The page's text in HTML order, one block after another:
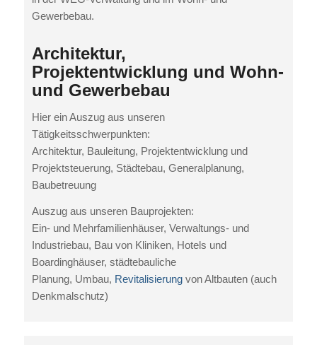
Gewerbebau.
Architektur,
Projektentwicklung und Wohn-
und Gewerbebau
Hier ein Auszug aus unseren
Tätigkeitsschwerpunkten:
Architektur, Bauleitung, Projektentwicklung und
Projektsteuerung, Städtebau, Generalplanung,
Baubetreuung
Auszug aus unseren Bauprojekten:
Ein- und Mehrfamilienhäuser, Verwaltungs- und
Industriebau, Bau von Kliniken, Hotels und
Boardinghäuser, städtebauliche
Planung, Umbau, Revitalisierung von Altbauten (auch
Denkmalschutz)